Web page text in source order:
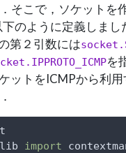
そこで，ソケットを
下のように定義しまし
第２引数には
を
ットをICMPから利
import